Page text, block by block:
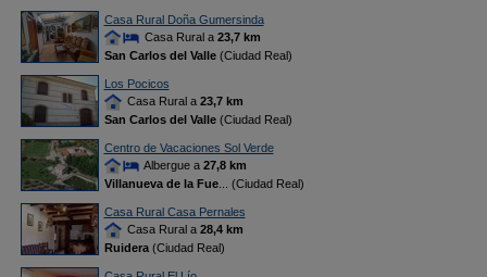
Casa Rural Doña Gumersinda
Casa Rural a 23,7 km
San Carlos del Valle(Ciudad Real)
Los Pocicos
Casa Rural a 23,7 km
San Carlos del Valle(Ciudad Real)
Centro de Vacaciones Sol Verde
Albergue a 27,8 km
Villanueva de la Fue... (Ciudad Real)
Casa Rural Casa Pernales
Casa Rural a 28,4 km
Ruidera(Ciudad Real)